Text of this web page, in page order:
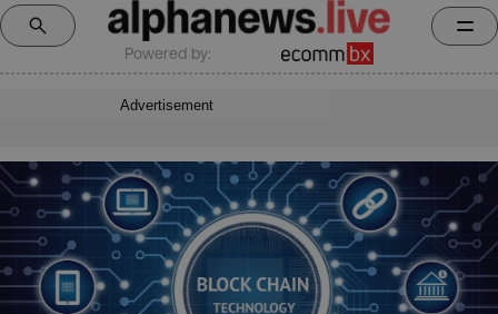
Powered by:
Advertisement